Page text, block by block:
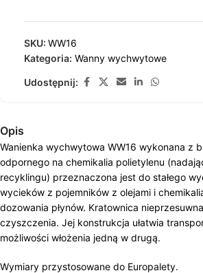
SKU: WW16
Kategoria: Wanny wychwytowe
Udostępnij:
Opis
Wanienka wychwytowa WW16 wykonana z
odpornego na chemikalia polietylenu
recyklingu) przeznaczona jest do stałego
wycieków z pojemników z olejami i
dozowania płynów. Kratownica
czyszczenia. Jej konstrukcja ułatwia
możliwości włożenia jedną w drugą.
Wymiary przystosowane do Europalety.